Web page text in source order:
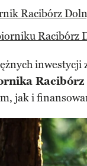
Racibórz
Racibórz
inwestycji
Racibórz
jak i